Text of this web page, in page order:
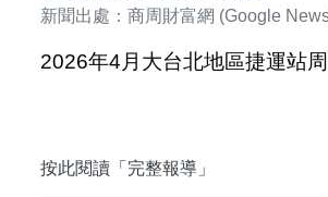
新聞出處：商周財富網 (Google
2026年4月大台北地區捷運站
按此閱讀「完整報導」